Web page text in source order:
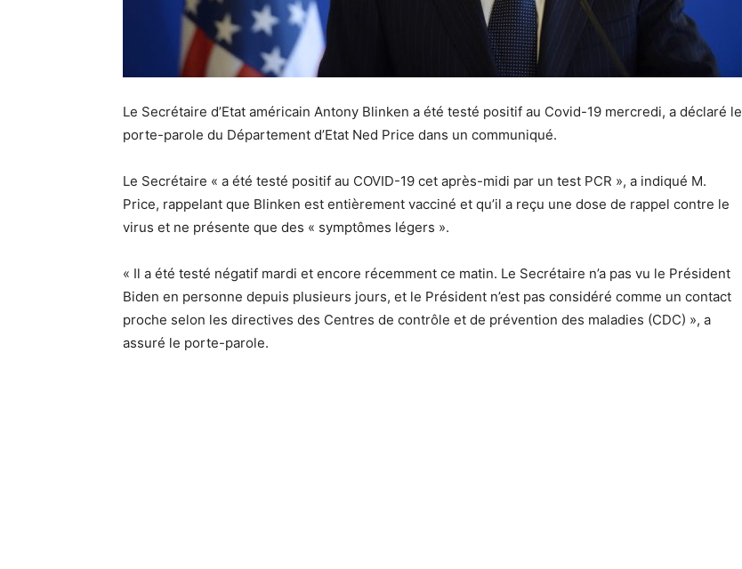
Le Secrétaire d’Etat américain Antony Blinken a été testé positif au Covid-19 mercredi, a déclaré le
porte-parole du Département d’Etat Ned Price dans un communiqué.
Le Secrétaire « a été testé positif au COVID-19 cet après-midi par un test PCR », a indiqué M.
Price, rappelant que Blinken est entièrement vacciné et qu’il a reçu une dose de rappel contre le
virus et ne présente que des « symptômes légers ».
« Il a été testé négatif mardi et encore récemment ce matin. Le Secrétaire n’a pas vu le Président
Biden en personne depuis plusieurs jours, et le Président n’est pas considéré comme un contact
proche selon les directives des Centres de contrôle et de prévention des maladies (CDC) », a
assuré le porte-parole.